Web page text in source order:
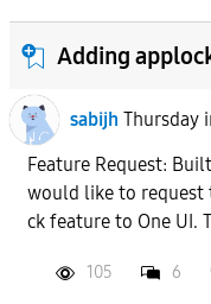
Adding
sabijh Thursday
Feature Request:
would like to request
ck feature to One UI.
105 6